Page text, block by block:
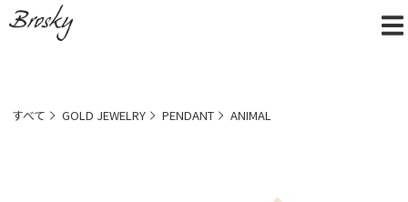
すべて GOLD JEWELRY PENDANT ANIMAL